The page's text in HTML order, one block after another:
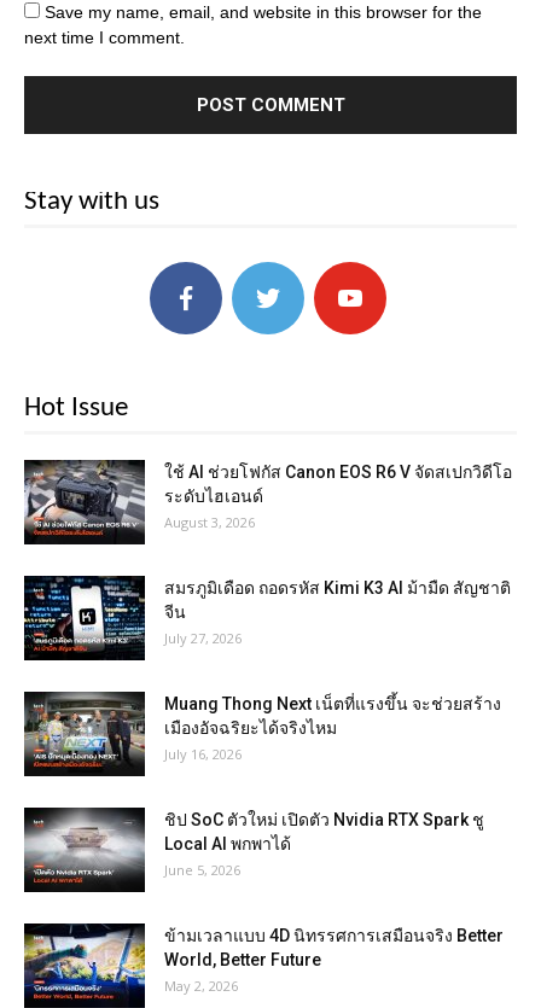
Save my name, email, and website in this browser for the
next time I comment.
Stay with us
Hot Issue
ใช้ AI ช่วยโฟกัส Canon EOS R6 V จัดสเปกวิดีโอ
ระดับไฮเอนด์
August 3, 2026
สมรภูมิเดือด ถอดรหัส Kimi K3 AI ม้ามืด สัญชาติ
จีน
July 27, 2026
Muang Thong Next เน็ตที่แรงขึ้น จะช่วยสร้าง
เมืองอัจฉริยะได้จริงไหม
July 16, 2026
ชิป SoC ตัวใหม่ เปิดตัว Nvidia RTX Spark ชู
Local AI พกพาได้
June 5, 2026
ข้ามเวลาแบบ 4D นิทรรศการเสมือนจริง Better
World, Better Future
May 2, 2026